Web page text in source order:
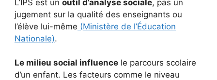
L’IPS est un outil d’analyse sociale, pas un
jugement sur la qualité des enseignants ou
l’élève lui-même (Ministère de l’Éducation
Nationale).
Le milieu social influence le parcours scolaire
d’un enfant. Les facteurs comme le niveau